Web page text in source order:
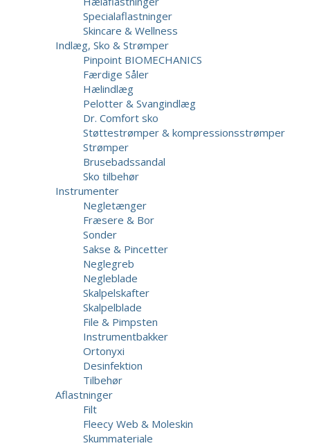
Specialaflastninger
Skincare & Wellness
Indlæg, Sko & Strømper
Pinpoint BIOMECHANICS
Færdige Såler
Hælindlæg
Pelotter & Svangindlæg
Dr. Comfort sko
Støttestrømper & kompressionsstrømper
Strømper
Brusebadssandal
Sko tilbehør
Instrumenter
Negletænger
Fræsere & Bor
Sonder
Sakse & Pincetter
Neglegreb
Negleblade
Skalpelskafter
Skalpelblade
File & Pimpsten
Instrumentbakker
Ortonyxi
Desinfektion
Tilbehør
Aflastninger
Filt
Fleecy Web & Moleskin
Skummateriale